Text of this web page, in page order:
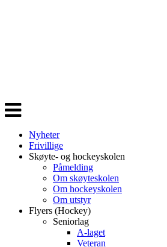
Veksle
navigasjon
Nyheter
Frivillige
Skøyte- og hockeyskolen
Påmelding
Om skøyteskolen
Om hockeyskolen
Om utstyr
Flyers (Hockey)
Seniorlag
A-laget
Veteran